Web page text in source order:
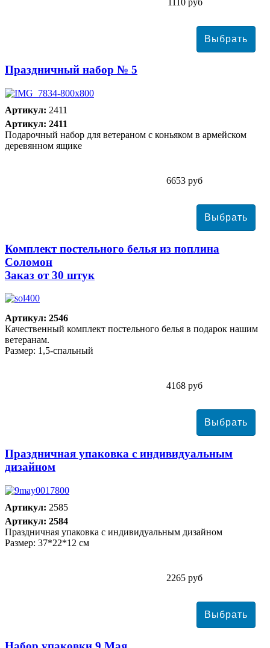
Праздничный набор № 5
Артикул: 2411
Артикул: 2411
Подарочный набор для ветераном с коньяком в армейском
деревянном ящике
6653 руб
Комплект постельного белья из поплина
Соломон
Заказ от 30 штук
Артикул: 2546
Качественный комплект постельного белья в подарок нашим
ветеранам.
Размер: 1,5-спальный
4168 руб
Праздничная упаковка с индивидуальным
дизайном
Артикул: 2585
Артикул: 2584
Праздничная упаковка с индивидуальным дизайном
Размер: 37*22*12 см
2265 руб